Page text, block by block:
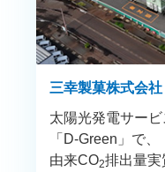
三幸製菓株式会
太陽光発電サー
「D-Green」で
由来CO2排出量実